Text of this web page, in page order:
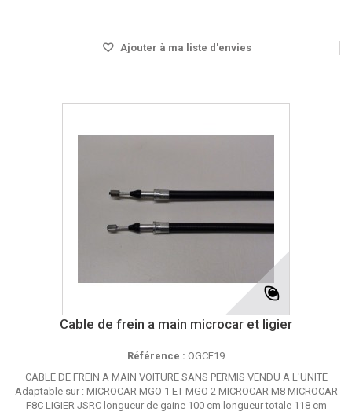
Ajouter à ma liste d'envies
Cable de frein a main microcar et ligier
Référence : OGCF19
CABLE DE FREIN A MAIN VOITURE SANS PERMIS VENDU A L'UNITE
Adaptable sur : MICROCAR MGO 1 ET MGO 2 MICROCAR M8 MICROCAR
F8C LIGIER JSRC longueur de gaine 100 cm longueur totale 118 cm